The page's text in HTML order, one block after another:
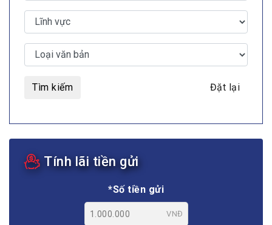
Tìm kiếm Đặt lại
Tính lãi tiền gửi
*Số tiền gửi
VNĐ